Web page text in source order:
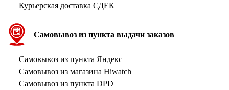
Курьерская доставка СДЕК
Самовывоз из пункта выдачи заказов
Самовывоз из пункта Яндекс
Самовывоз из магазина Hiwatch
Самовывоз из пункта DPD